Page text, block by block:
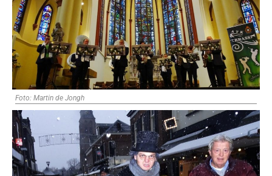
Foto: Martin de Jongh